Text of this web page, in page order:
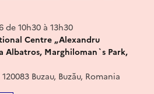
10h30 à 13h30
Centre „Alexandru
Albatros, Marghiloman`s Park,
Buzau, Buzău, Romania